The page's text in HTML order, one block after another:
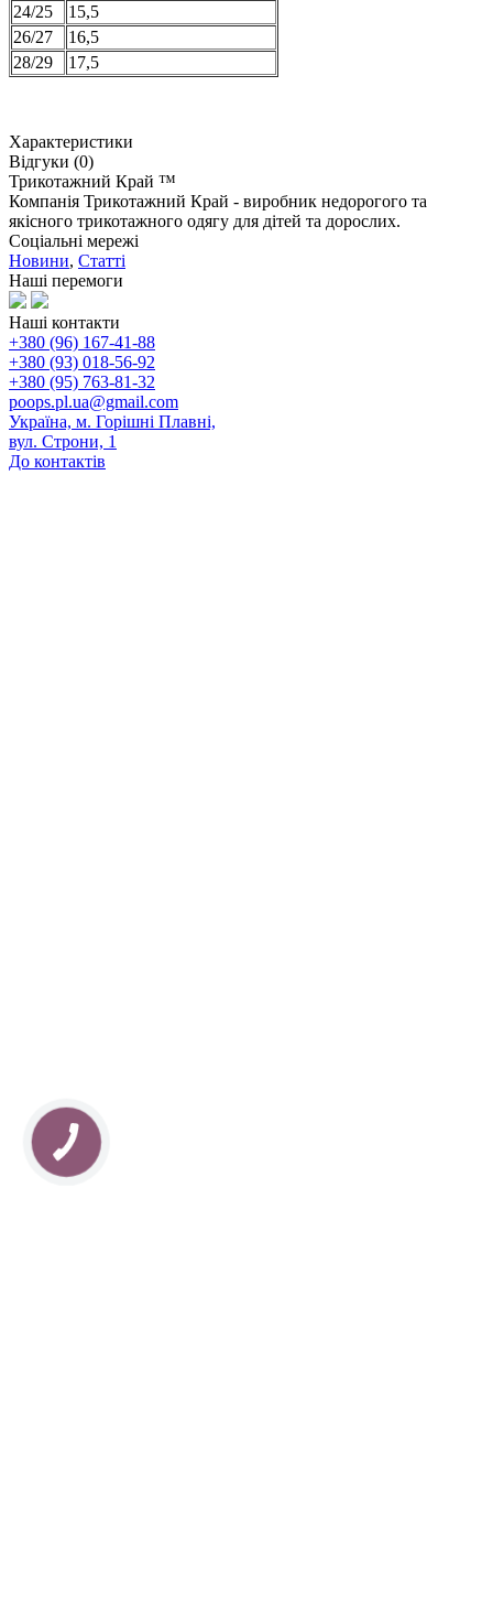
24/25
15,5
26/27
16,5
28/29
17,5
Характеристики
Відгуки (0)
Трикотажний Край ™
Компанія Трикотажний Край - виробник недорогого та
якісного трикотажного одягу для дітей та дорослих.
Соціальні мережі
Новини, Статті
Наші перемоги
Наші контакти
+380 (96) 167-41-88
+380 (93) 018-56-92
+380 (95) 763-81-32
poops.pl.ua@gmail.com
Україна, м. Горішні Плавні,
вул. Строни, 1
До контактів